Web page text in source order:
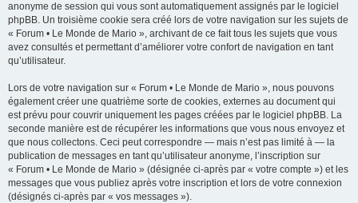
anonyme de session qui vous sont automatiquement assignés par le logiciel
phpBB. Un troisième cookie sera créé lors de votre navigation sur les sujets de
« Forum • Le Monde de Mario », archivant de ce fait tous les sujets que vous
avez consultés et permettant d’améliorer votre confort de navigation en tant
qu’utilisateur.
Lors de votre navigation sur « Forum • Le Monde de Mario », nous pouvons
également créer une quatrième sorte de cookies, externes au document qui
est prévu pour couvrir uniquement les pages créées par le logiciel phpBB. La
seconde manière est de récupérer les informations que vous nous envoyez et
que nous collectons. Ceci peut correspondre — mais n’est pas limité à — la
publication de messages en tant qu’utilisateur anonyme, l’inscription sur
« Forum • Le Monde de Mario » (désignée ci-après par « votre compte ») et les
messages que vous publiez après votre inscription et lors de votre connexion
(désignés ci-après par « vos messages »).